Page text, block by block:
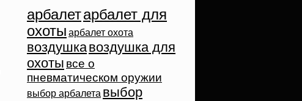
арбалетарбалет для
охоты арбалет охота
воздушкавоздушка для
охоты все о
пневматическом оружии
выбор арбалета выбор